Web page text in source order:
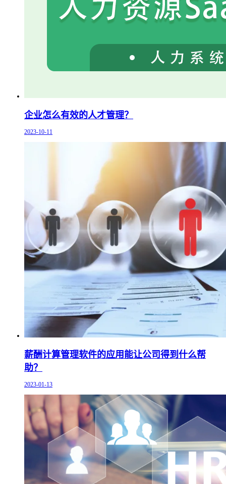
企业怎么有效的人才管理？
2023-10-11
薪酬计算管理软件的应用能让公司得到什么帮
助？
2023-01-13